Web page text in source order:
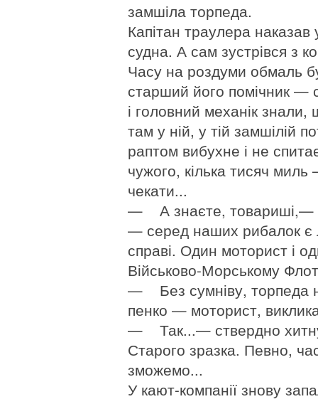
замшіла торпеда.
Капітан траулера
судна. А сам зустрівся з
Часу на роздуми обмаль
старший його помічник —
і головний механік
там у ній, у тій замшілій
раптом вибухне і не
чужого, кілька тисяч миль
чекати...
— А знаєте, товариші,—
— серед наших рибалок є
справі. Один моторист і
Військово-Морському
— Без сумніву, торпеда
пенко — моторист,
— Так...— ствердно
Старого зразка. Певно,
зможемо...
У кают-компанії знову